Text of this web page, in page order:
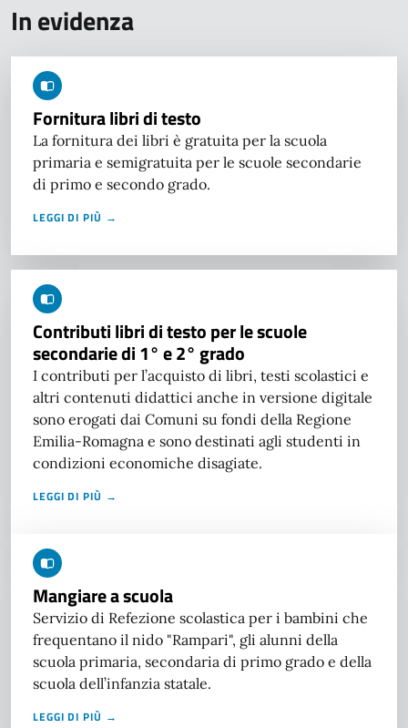
In evidenza
Fornitura libri di testo
La fornitura dei libri è gratuita per la scuola
primaria e semigratuita per le scuole secondarie
di primo e secondo grado.
LEGGI DI PIÙ →
Contributi libri di testo per le scuole
secondarie di 1° e 2° grado
I contributi per l’acquisto di libri, testi scolastici e
altri contenuti didattici anche in versione digitale
sono erogati dai Comuni su fondi della Regione
Emilia-Romagna e sono destinati agli studenti in
condizioni economiche disagiate.
LEGGI DI PIÙ →
Mangiare a scuola
Servizio di Refezione scolastica per i bambini che
frequentano il nido "Rampari", gli alunni della
scuola primaria, secondaria di primo grado e della
scuola dell’infanzia statale.
LEGGI DI PIÙ →